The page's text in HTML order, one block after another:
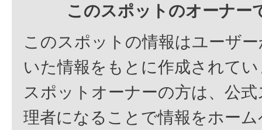
このスポットのオーナー
このスポットの情報はユーザ
いた情報をもとに作成されて
スポットオーナーの方は、公
理者になることで情報をホー